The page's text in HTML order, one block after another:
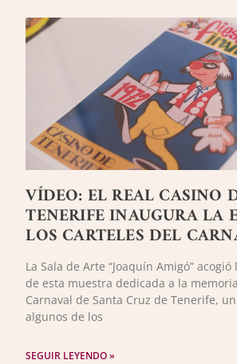
VÍDEO: EL REAL CASINO
TENERIFE INAUGURA LA
LOS CARTELES DEL
La Sala de Arte “Joaquín Amigó”
de esta muestra dedicada a la
Carnaval de Santa Cruz de Tenerife,
algunos de los
SEGUIR LEYENDO »